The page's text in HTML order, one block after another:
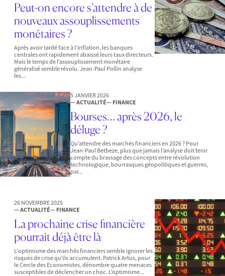
Peut-on encore s’attendre à de
nouveaux assouplissements
monétaires ?
Après avoir tardé face à l’inflation, les banques
centrales ont rapidement abaissé leurs taux directeurs.
Mais le temps de l’assouplissement monétaire
généralisé semble révolu. Jean-Paul Pollin analyse
les...
5 JANVIER 2026
— ACTUALITÉ— FINANCE
Bourses… après 2026, le
déluge ?
Qu’attendre des marchés financiers en 2026 ? Pour
Jean-Paul Betbeze, plus que jamais l’analyse doit tenir
compte du brassage des concepts entre révolution
technologique, bourrasques géopolitiques et guerres,
par...
26 NOVEMBRE 2025
— ACTUALITÉ— FINANCE
La prochaine crise financière
pourrait déjà être là
L'optimisme des marchés financiers semble ignorer les
risques de crise qu'ils accumulent. Patrick Artus, pour
le Cercle des Economistes, dénombre quatre menaces
susceptibles de déclencher un choc. L’optimisme...